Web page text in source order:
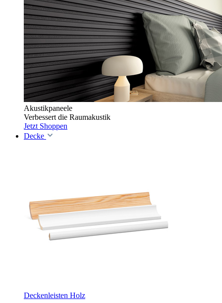
Akustikpaneele
Verbessert die Raumakustik
Jetzt Shoppen
Decke
Deckenleisten Holz